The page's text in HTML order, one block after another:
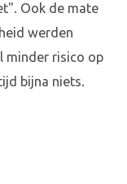
Ook de mate
werden
minder risico op
bijna niets.